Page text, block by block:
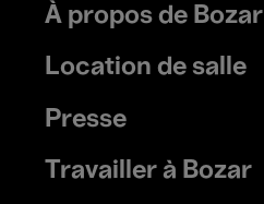
Footer
menu
À propos de Bozar
Location de salle
Presse
Travailler à Bozar